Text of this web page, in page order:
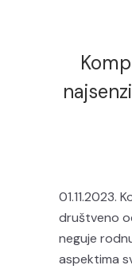
01.11.2023.
društveno
neguje
aspektima